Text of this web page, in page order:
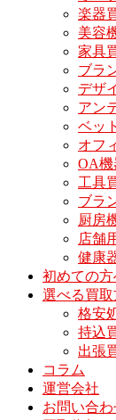
楽器
美容
家具
ブラ
デザ
アン
ベッ
オフ
OA機
工具
ブラ
厨房
店舗
健康
初めての方
選べる買
格安
持込
出張
コラム
運営会社
お問い合わ